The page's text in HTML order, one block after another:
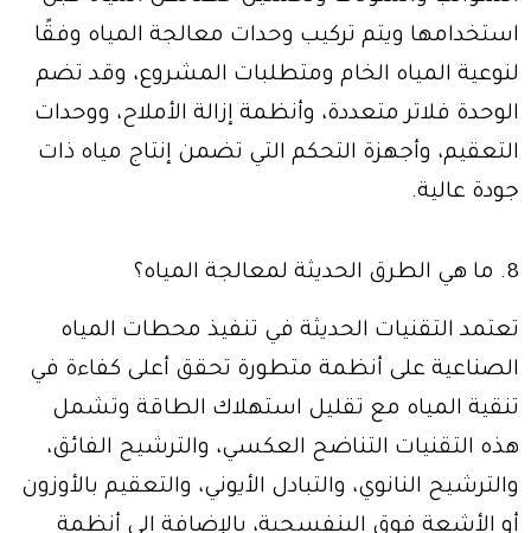
استخدامها ويتم تركيب وحدات معالجة المياه وفقًا
لنوعية المياه الخام ومتطلبات المشروع، وقد تضم
الوحدة فلاتر متعددة، وأنظمة إزالة الأملاح، ووحدات
التعقيم، وأجهزة التحكم التي تضمن إنتاج مياه ذات
جودة عالية.
8. ما هي الطرق الحديثة لمعالجة المياه؟
تعتمد التقنيات الحديثة في تنفيذ محطات المياه
الصناعية على أنظمة متطورة تحقق أعلى كفاءة في
تنقية المياه مع تقليل استهلاك الطاقة وتشمل
هذه التقنيات التناضح العكسي، والترشيح الفائق،
والترشيح النانوي، والتبادل الأيوني، والتعقيم بالأوزون
أو الأشعة فوق البنفسجية، بالإضافة إلى أنظمة